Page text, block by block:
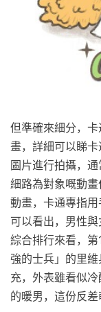
但準確來細分，
畫，詳細可以睇
圖片進行拍攝，
細路為對象嘅動
動畫，卡通專指
可以看出，男性
綜合排行來看，
強的士兵」的里
充，外表雖看似
的暖男，這份反差